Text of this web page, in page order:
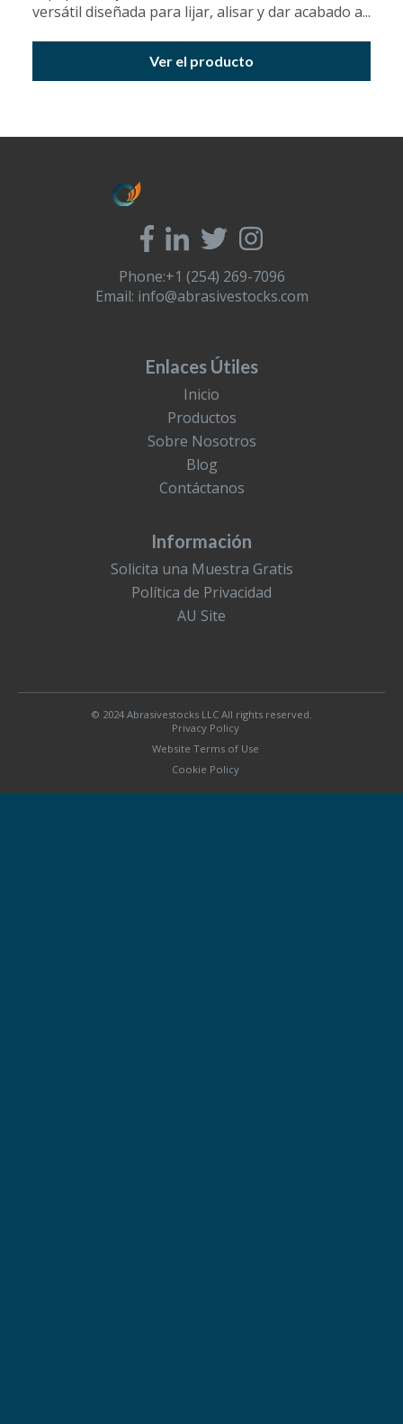
versátil diseñada para lijar, alisar y dar acabado a...
Ver el producto
Phone:+1 (254) 269-7096
Email: info@abrasivestocks.com
Enlaces Útiles
Inicio
Productos
Sobre Nosotros
Blog
Contáctanos
Información
Solicita una Muestra Gratis
Política de Privacidad
AU Site
© 2024 Abrasivestocks LLC All rights reserved.
Privacy Policy
Website Terms of Use
Cookie Policy